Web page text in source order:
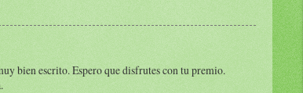
bien escrito. Espero que disfrutes con tu premio.